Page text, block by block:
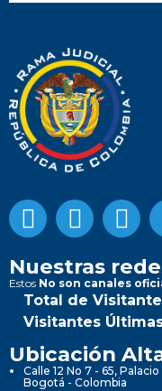
Nuestras
Estos No son canales
Total de
Visitantes
Ubicación
Calle 12 No 7 - 65,
Bogotá - Colombia